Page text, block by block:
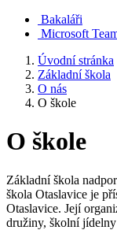
Bakaláři
Microsoft
Úvodní stránka
Základní škola
O nás
O škole
O škole
Základní škola
škola Otaslavice je
Otaslavice. Její
družiny, školní